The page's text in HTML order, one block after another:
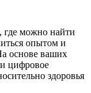
где можно найти
опытом и
основе ваших
цифровое
здоровья